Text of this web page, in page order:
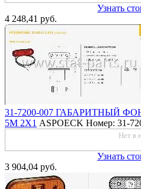
Узнать
4 248,41 руб.
31-7200-007 ГАБАРИТНЫЙ
5М 2Х1 ASPOECK Номер: 31-
Нет в
Узнать
3 904,04 руб.